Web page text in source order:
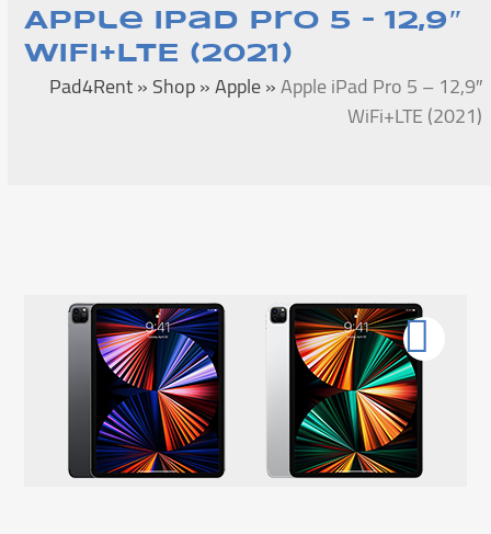
Apple iPad Pro 5 – 12,9″
WiFi+LTE (2021)
Pad4Rent»Shop»Apple»Apple iPad Pro 5 – 12,9″
WiFi+LTE (2021)